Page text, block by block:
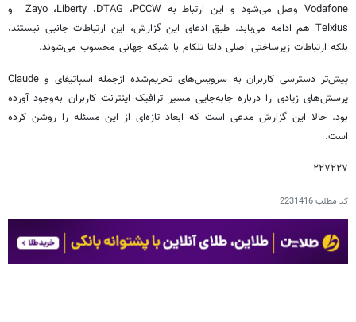
Vodafone وصل می‌شود و این ارتباط به Zayo ،Liberty ،DTAG ،PCCW و
Telxius هم ادامه می‌یابد. طبق ادعای این گزارش، این ارتباطات جانبی نیستند،
بلکه ارتباطات زیرساختی اصلی دلتا تلکام با شبکه جهانی محسوب می‌شوند.
پیش‌تر دسترسی کاربران به سرویس‌های تحریم‌شده ازجمله اسپاتیفای و Claude
پرسش‌های زیادی را درباره جابه‌جایی مسیر ترافیک اینترنت کاربران به‌وجود آورده
بود. حالا این گزارش مدعی است که ابعاد تازه‌ای از این مسئله را روشن کرده
است.
۲۲۷۲۲۷
کد مطلب2231416